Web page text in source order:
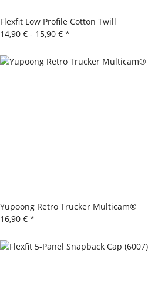
Flexfit Low Profile Cotton Twill
14,90 € - 15,90 € *
Yupoong Retro Trucker Multicam®
16,90 € *